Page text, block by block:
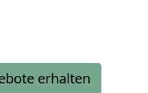
erhalten